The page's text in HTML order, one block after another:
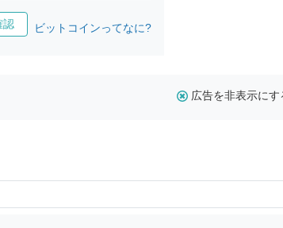
認 ビットコインってなに?
広告を非表示にす